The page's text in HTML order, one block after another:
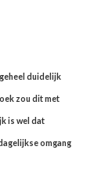
duidelijk
zou dit met
is wel dat
omgang